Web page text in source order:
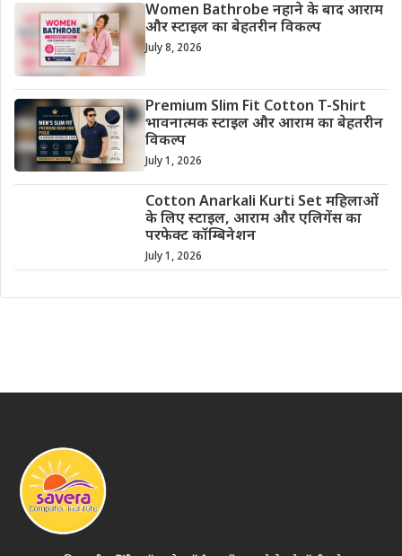
Women Bathrobe नहाने के बाद आराम
और स्टाइल का बेहतरीन विकल्प
July 8, 2026
Premium Slim Fit Cotton T-Shirt
भावनात्मक स्टाइल और आराम का बेहतरीन
विकल्प
July 1, 2026
Cotton Anarkali Kurti Set महिलाओं
के लिए स्टाइल, आराम और एलिगेंस का
परफेक्ट कॉम्बिनेशन
July 1, 2026